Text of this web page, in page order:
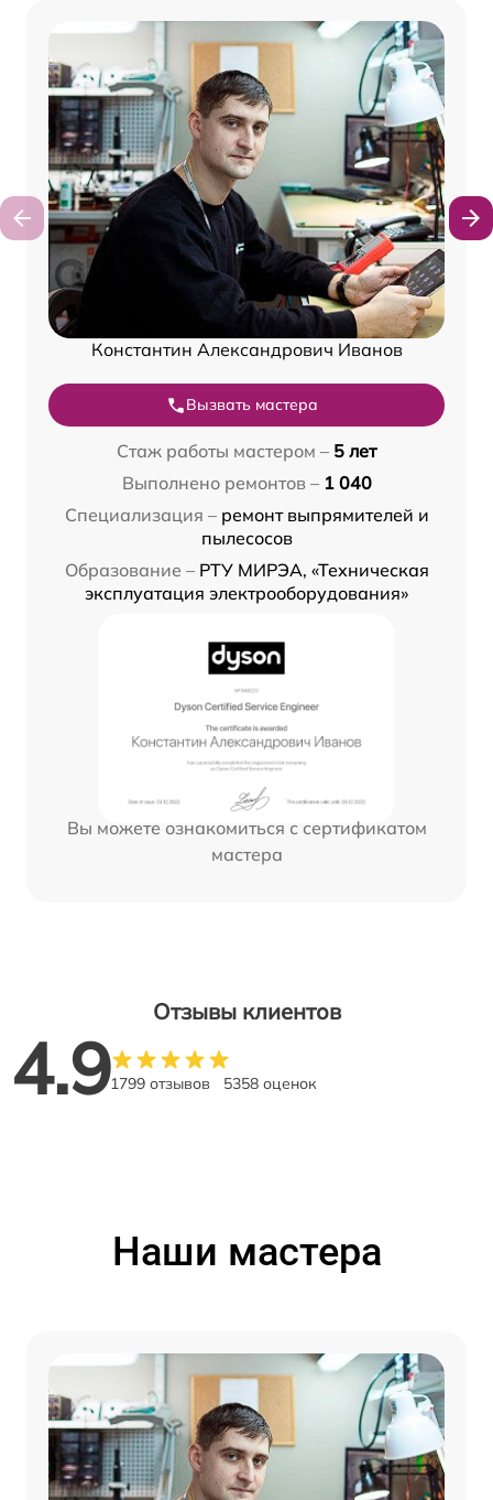
Константин Александрович Иванов
Вызвать мастера
Стаж работы мастером – 5 лет
Выполнено ремонтов – 1 040
Специализация – ремонт выпрямителей и
пылесосов
Образование – РТУ МИРЭА, «Техническая
эксплуатация электрооборудования»
Вы можете ознакомиться с сертификатом
мастера
Отзывы клиентов
4.91799 отзывов 5358 оценок
Наши мастера